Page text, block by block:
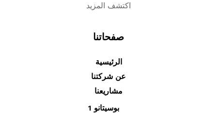
اكتشف المزيد
صفحاتنا
الرئيسية
عن شركتنا
مشاريعنا
بوسيتانو 1